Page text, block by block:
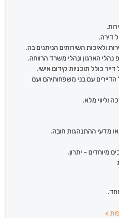
דירה.
ולאיכות השירותים הניתנים בה.
הארגון ונהלי משרד הרווחה.
כולל תוכניות קידום אישי.
עם בני משפחותיהם ועם
וליווי מלא.
מדעי ההתנהגות חובה.
מיוחדים - יתרון.
>